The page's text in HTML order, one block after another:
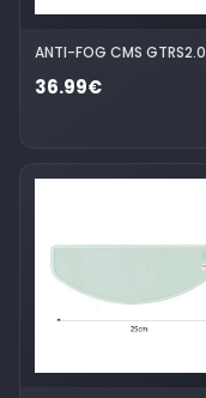
ANTI-FOG CMS GTRS2.0
36.99€